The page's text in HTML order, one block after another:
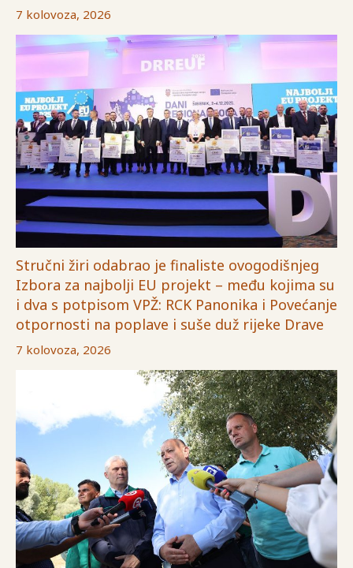
7 kolovoza, 2026
Stručni žiri odabrao je finaliste ovogodišnjeg
Izbora za najbolji EU projekt – među kojima su
i dva s potpisom VPŽ: RCK Panonika i Povećanje
otpornosti na poplave i suše duž rijeke Drave
7 kolovoza, 2026